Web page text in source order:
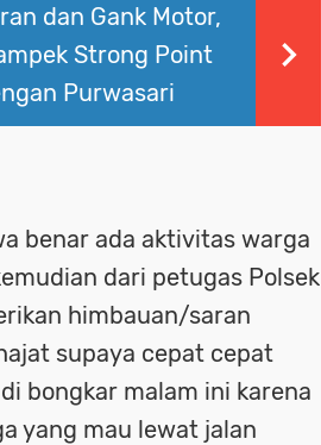
dan Gank Motor,
Strong Point
Purwasari
benar ada aktivitas warga
dari petugas Polsek
himbauan/saran
supaya cepat cepat
bongkar malam ini karena
yang mau lewat jalan